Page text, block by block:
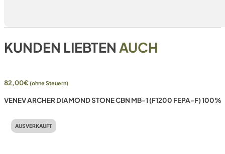
KUNDEN LIEBTEN AUCH
82,00€(ohne Steuern)
VENEV ARCHER DIAMOND STONE CBN MB-1 (F1200 FEPA-F) 100%
AUSVERKAUFT